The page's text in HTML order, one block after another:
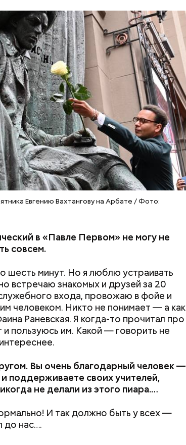
Евгению Вахтангову на Арбате / Фото:
в «Павле Первом» не могу не
совсем.
шесть минут. Но я люблю устраивать
встречаю знакомых и друзей за 20
входа, провожаю в фойе и
человеком. Никто не понимает — а как
Раневская. Я когда-то прочитал про
пользуюсь им. Какой — говорить не
Вы очень благодарный человек —
поддерживаете своих учителей,
не делали из этого пиара.…
И так должно быть у всех —
до нас….